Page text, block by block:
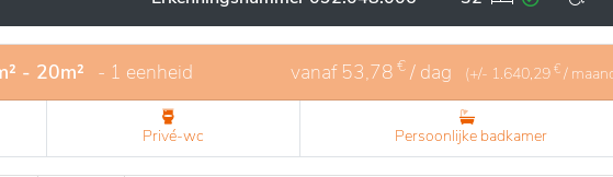
rustgevende en zorgzame omgeving.
- 20m² - 1 eenheid vanaf 53,78 € / dag (+/- 1.640,29 € /
Privé-wc Persoonlijke badkamer